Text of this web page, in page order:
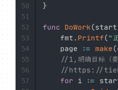
}
func DoWork(start
	fmt
. Printf( "
	page
:= make(
//1,明确目标（要
//https://
for i :=
50
51
52
53
54
55
56
57